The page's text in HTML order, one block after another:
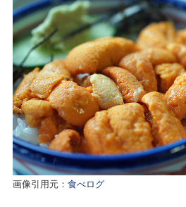
画像引用元： 食べログ